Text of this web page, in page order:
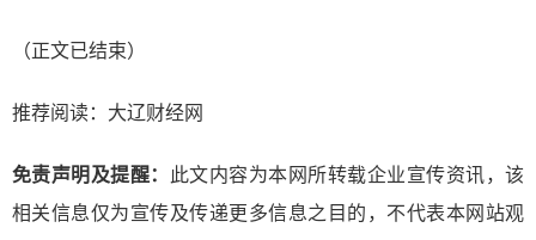
（正文已结束）
推荐阅读： 大辽财经网
免责声明及提醒：
此文内容为本网所转载企业宣传资讯，该
相关信息仅为宣传及传递更多信息之目的，不代表本网站观